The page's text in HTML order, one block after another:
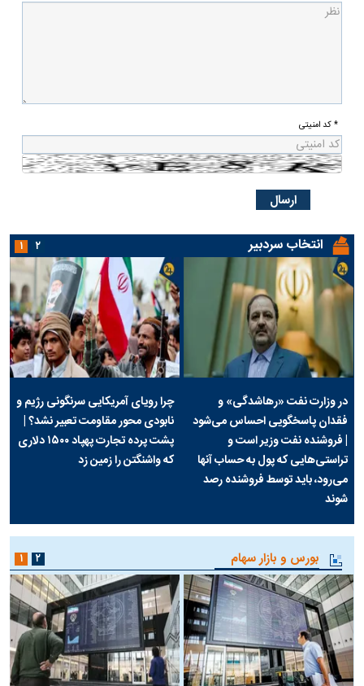
* کد امنیتی
انتخاب سردبیر
در وزارت نفت «رهاشدگی» و
فقدان پاسخگویی احساس می‌شود
| فروشنده نفت وزیر است و
تراستی‌هایی که پول به حساب آنها
می‌رود، باید توسط فروشنده رصد
شوند
چرا رویای آمریکایی سرنگونی رژیم و
نابودی محور مقاومت تعبیر نشد؟ |
پشت پرده تجارت پهپاد‌ ۱۵۰۰ دلاری
که واشنگتن را زمین زد
۱ ۲
بورس و بازار سهام ۱ ۲